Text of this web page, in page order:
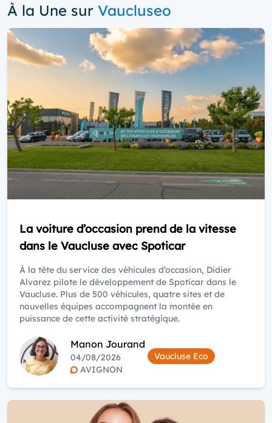
À la Une sur Vaucluseo
La voiture d’occasion prend de la vitesse
dans le Vaucluse avec Spoticar
À la tête du service des véhicules d’occasion, Didier
Alvarez pilote le développement de Spoticar dans le
Vaucluse. Plus de 500 véhicules, quatre sites et de
nouvelles équipes accompagnent la montée en
puissance de cette activité stratégique.
Manon Jourand
04/08/2026
AVIGNON
Vaucluse Eco